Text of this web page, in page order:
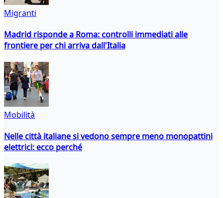
Migranti
Madrid risponde a Roma: controlli immediati alle
frontiere per chi arriva dall'Italia
Mobilità
Nelle città italiane si vedono sempre meno monopattini
elettrici: ecco perché